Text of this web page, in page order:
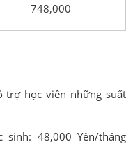
748,000
trợ học viên những suất
48,000 Yên/tháng